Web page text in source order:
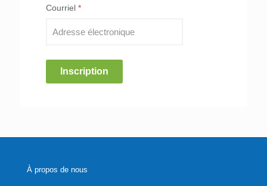
Courriel *
Inscription
À propos de nous